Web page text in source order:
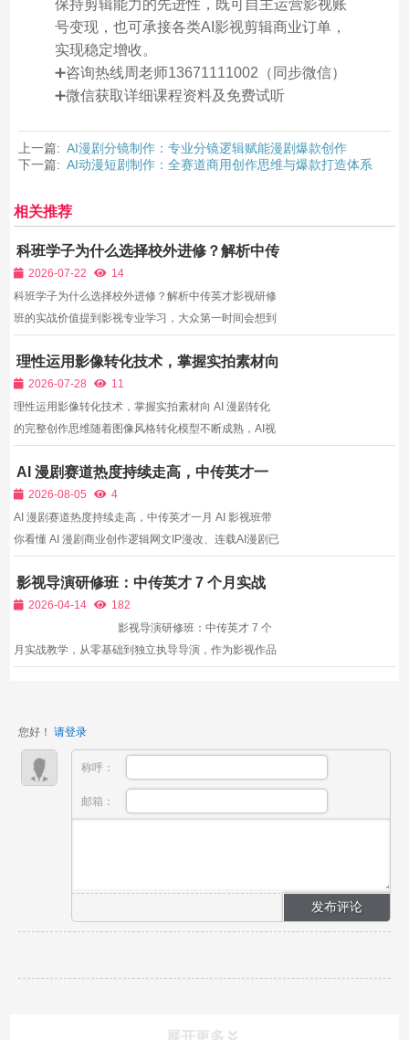
保持剪辑能力的先进性，既可自主运营影视账
号变现，也可承接各类AI影视剪辑商业订单，
实现稳定增收。
➕咨询热线周老师13671111002（同步微信）
➕微信获取详细课程资料及免费试听
上一篇: AI漫剧分镜制作：专业分镜逻辑赋能漫剧爆款创作
下一篇: AI动漫短剧制作：全赛道商用创作思维与爆款打造体系
相关推荐
科班学子为什么选择校外进修？解析中传
英才影视研修班的实战价值
2026-07-22
14
科班学子为什么选择校外进修？解析中传英才影视研修
班的实战价值提到影视专业学习，大众第一时间会想到
艺术名校。每年大量影视相关专业本科生、研究生在校
完成系统理论学习，掌握视听语言、剧本创作、影像美
学等专...
理性运用影像转化技术，掌握实拍素材向
AI 漫剧转化的完整创作思维
2026-07-28
11
理性运用影像转化技术，掌握实拍素材向 AI 漫剧转化
的完整创作思维随着图像风格转化模型不断成熟，AI视
片、影视片段素材的创作者，可以借助工具将写实画面
转化为二次元漫剧风格，大幅降低从零生成画面的创作
时间。...
AI 漫剧赛道热度持续走高，中传英才一
月 AI 影视班带你看懂 AI 漫剧商业创作逻
辑
2026-08-05
4
AI 漫剧赛道热度持续走高，中传英才一月 AI 影视班带
你看懂 AI 漫剧商业创作逻辑网文IP漫改、连载AI漫剧已
海量小说IP需要改编为动态漫剧内容，传媒公司、MCN
机构持续扩充AI漫剧创作团队，同时B端定制商单源源
影视导演研修班：中传英才 7 个月实战
教学，从零基础到独立执导
2026-04-14
182
影视导演研修班：中传英才 7 个
月实战教学，从零基础到独立执导导演，作为影视作品
您好！ 请登录
称呼：
邮箱：
展开更多